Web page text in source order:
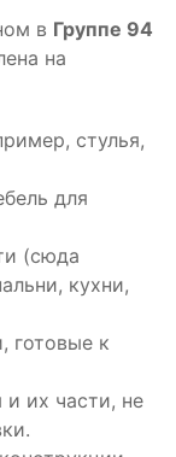
в Группе 94
на
стулья,
для
(сюда
кухни,
готовые к
их части, не